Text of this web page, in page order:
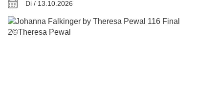
Di / 13.10.2026